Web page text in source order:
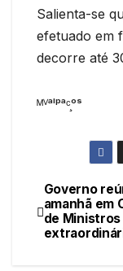
Salienta-se
efetuado em
decorre até
ᴹⱽᵃˡᵖᵃᶜ̧ᵒˢ
de
Governo
amanhã em
de Ministros